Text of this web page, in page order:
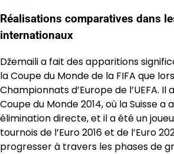
Réalisations comparatives dans
internationaux
Džemaili a fait des apparitions
la Coupe du Monde de la FIFA que
Championnats d’Europe de l’UEFA.
Coupe du Monde 2014, où la Suisse
élimination directe, et il a été un
tournois de l’Euro 2016 et de l’Euro
progresser à travers les phases de